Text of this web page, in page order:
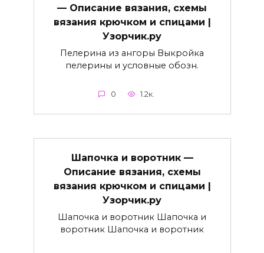
— Описание вязания, схемы
вязания крючком и спицами |
Узорчик.ру
Пелерина из ангоры Выкройка
пелерины и условные обозн.
0 1.2к.
Шапочка и воротник —
Описание вязания, схемы
вязания крючком и спицами |
Узорчик.ру
Шапочка и воротник Шапочка и
воротник Шапочка и воротник